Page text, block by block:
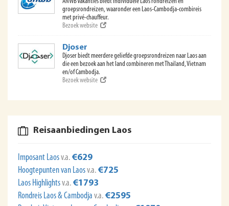
groepsrondreizen, waaronder een Laos-Cambodja-combireis
met privé-chauffeur.
Bezoek website
Djoser
Djoser biedt meerdere geliefde groepsrondreizen naar Laos aan
die een bezoek aan het land combineren met Thailand, Vietnam
en/of Cambodja.
Bezoek website
Reisaanbiedingen Laos
Imposant Laosv.a. €629
Hoogtepunten van Laosv.a. €725
Laos Highlightsv.a. €1793
Rondreis Laos & Cambodja v.a. €2595